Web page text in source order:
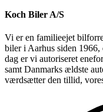
Koch Biler A/S
Vi er en familieejet
biler i Aarhus siden
dag er vi autoriseret
samt Danmarks ældste
værdsætter den tillid,